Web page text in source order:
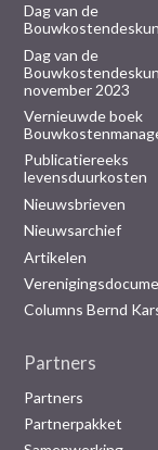
Dag van de
Dag van de
november 2023
Vernieuwde boek
Publicatiereeks
levensduurkosten
Nieuwsbrieven
Nieuwsarchief
Artikelen
Columns Bernd
Partners
Partners
Partnerpakket